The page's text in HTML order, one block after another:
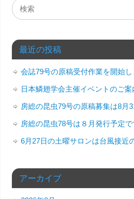
最近の投稿
会誌79号の原稿受付作業を開始し
日本鱗翅学会主催イベントのご案
房総の昆虫79号の原稿募集は8月
房総の昆虫78号は８月発行予定で
6月27日の土曜サロンは台風接近
アーカイブ